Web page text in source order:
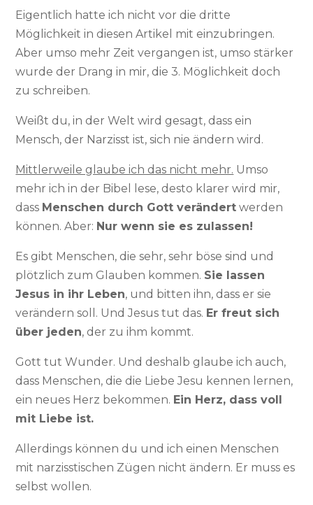
Eigentlich hatte ich nicht vor die dritte
Möglichkeit in diesen Artikel mit einzubringen.
Aber umso mehr Zeit vergangen ist, umso stärker
wurde der Drang in mir, die 3. Möglichkeit doch
zu schreiben.
Weißt du, in der Welt wird gesagt, dass ein
Mensch, der Narzisst ist, sich nie ändern wird.
Mittlerweile glaube ich das nicht mehr. Umso
mehr ich in der Bibel lese, desto klarer wird mir,
dass Menschen durch Gott verändert werden
können. Aber: Nur wenn sie es zulassen!
Es gibt Menschen, die sehr, sehr böse sind und
plötzlich zum Glauben kommen. Sie lassen
Jesus in ihr Leben, und bitten ihn, dass er sie
verändern soll. Und Jesus tut das. Er freut sich
über jeden, der zu ihm kommt.
Gott tut Wunder. Und deshalb glaube ich auch,
dass Menschen, die die Liebe Jesu kennen lernen,
ein neues Herz bekommen. Ein Herz, dass voll
mit Liebe ist.
Allerdings können du und ich einen Menschen
mit narzisstischen Zügen nicht ändern. Er muss es
selbst wollen.